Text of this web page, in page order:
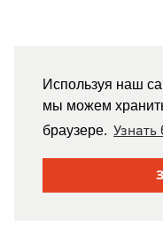
Используя наш
мы можем
браузере.